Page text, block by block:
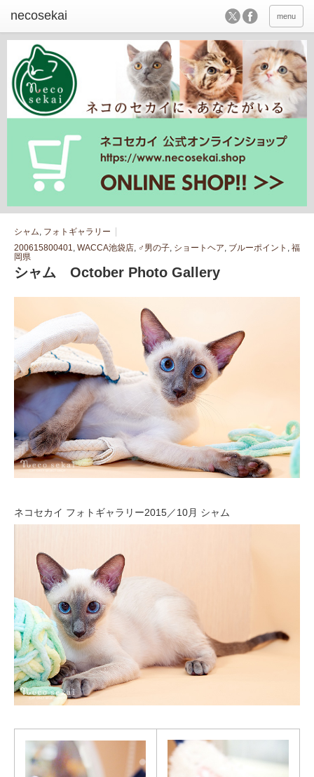
menu
シャム, フォトギャラリー
200615800401, WACCA池袋店, ♂男の子, ショートヘア, ブルーポイント , 福
岡県
シャム October Photo Gallery
ネコセカイ フォトギャラリー2015／10月 シャム